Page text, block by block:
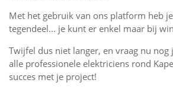
Met het gebruik van ons platform heb
tegendeel... je kunt er enkel maar bij
Twijfel dus niet langer, en vraag nu nog
alle professionele elektriciens rond
succes met je project!